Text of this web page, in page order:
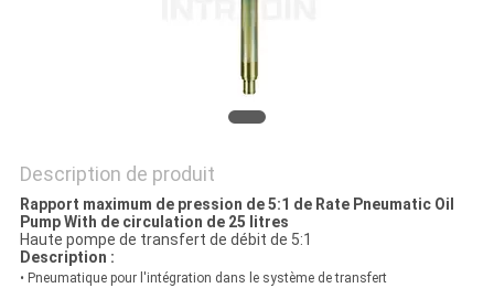
PRIVACY
POLICY
Description de produit
Rapport maximum de pression de 5:1 de Rate Pneumatic Oil
Pump With de circulation de 25 litres
Haute pompe de transfert de débit de 5:1
Description :
• Pneumatique pour l'intégration dans le système de transfert